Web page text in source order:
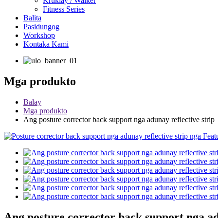
Fitness Series
Balita
Pasidungog
Workshop
Kontaka Kami
Mga produkto
Balay
Mga produkto
Ang posture corrector back support nga adunay reflective strip